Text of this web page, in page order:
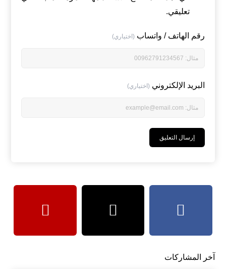
تعليقي.
رقم الهاتف / واتساب (اختياري)
البريد الإلكتروني (اختياري)
آخر المشاركات